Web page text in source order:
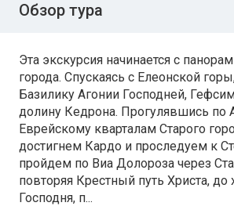
Обзор тура
Эта экскурсия начинается с
города. Cпускаясь с Елеонской
Базилику Агонии Господней,
долину Кедрона. Прогулявшись по
Еврейскому кварталам Старого
достигнем Кардо и проследуем к
пройдем по Виа Долороза через
повторяя Крестный путь Христа, до
Господня, п...